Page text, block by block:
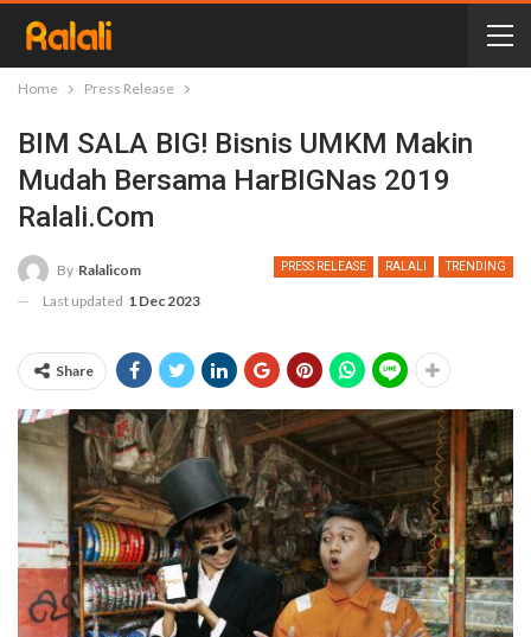
Home Press Release
BIM SALA BIG! Bisnis UMKM Makin
Mudah Bersama HarBIGNas 2019
Ralali.com
PRESS RELEASE RALALI TRENDING
By Ralalicom
Last updated 1 Dec 2023
Share